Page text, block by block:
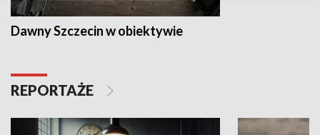
Dawny Szczecin w obiektywie
REPORTAŻE